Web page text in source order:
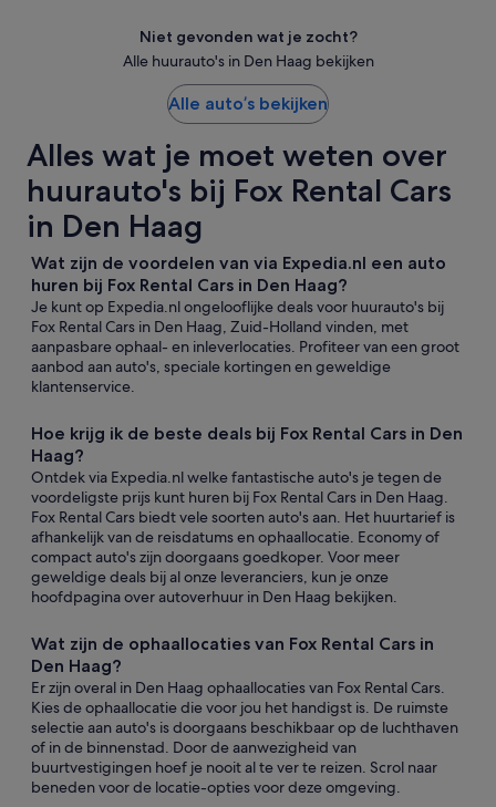
Niet gevonden wat je zocht?
Alle huurauto's in Den Haag bekijken
Alle auto’s bekijken
Alles wat je moet weten over
huurauto's bij Fox Rental Cars
in Den Haag
Wat zijn de voordelen van via Expedia.nl een auto
huren bij Fox Rental Cars in Den Haag?
Je kunt op Expedia.nl ongelooflijke deals voor huurauto's bij
Fox Rental Cars in Den Haag, Zuid-Holland vinden, met
aanpasbare ophaal- en inleverlocaties. Profiteer van een groot
aanbod aan auto's, speciale kortingen en geweldige
klantenservice.
Hoe krijg ik de beste deals bij Fox Rental Cars in Den
Haag?
Ontdek via Expedia.nl welke fantastische auto's je tegen de
voordeligste prijs kunt huren bij Fox Rental Cars in Den Haag.
Fox Rental Cars biedt vele soorten auto's aan. Het huurtarief is
afhankelijk van de reisdatums en ophaallocatie. Economy of
compact auto's zijn doorgaans goedkoper. Voor meer
geweldige deals bij al onze leveranciers, kun je onze
hoofdpagina over autoverhuur in Den Haag bekijken.
Wat zijn de ophaallocaties van Fox Rental Cars in
Den Haag?
Er zijn overal in Den Haag ophaallocaties van Fox Rental Cars.
Kies de ophaallocatie die voor jou het handigst is. De ruimste
selectie aan auto's is doorgaans beschikbaar op de luchthaven
of in de binnenstad. Door de aanwezigheid van
buurtvestigingen hoef je nooit al te ver te reizen. Scrol naar
beneden voor de locatie-opties voor deze omgeving.